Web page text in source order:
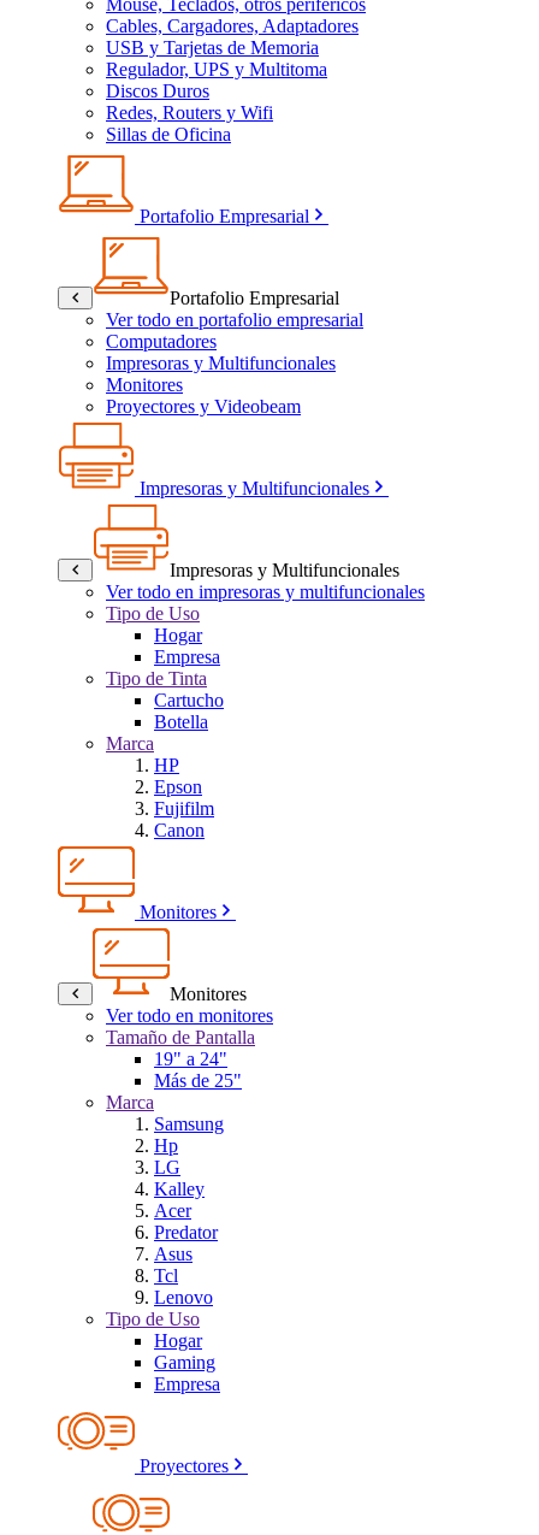
Mouse, Teclados, otros perifericos
Cables, Cargadores, Adaptadores
USB y Tarjetas de Memoria
Regulador, UPS y Multitoma
Discos Duros
Redes, Routers y Wifi
Sillas de Oficina
Portafolio Empresarial
Portafolio Empresarial
Ver todo en portafolio empresarial
Computadores
Impresoras y Multifuncionales
Monitores
Proyectores y Videobeam
Impresoras y Multifuncionales
Impresoras y Multifuncionales
Ver todo en impresoras y multifuncionales
Tipo de Uso
Hogar
Empresa
Tipo de Tinta
Cartucho
Botella
Marca
HP
Epson
Fujifilm
Canon
Monitores
Monitores
Ver todo en monitores
Tamaño de Pantalla
19" a 24"
Más de 25"
Marca
Samsung
Hp
LG
Kalley
Acer
Predator
Asus
Tcl
Lenovo
Tipo de Uso
Hogar
Gaming
Empresa
Proyectores